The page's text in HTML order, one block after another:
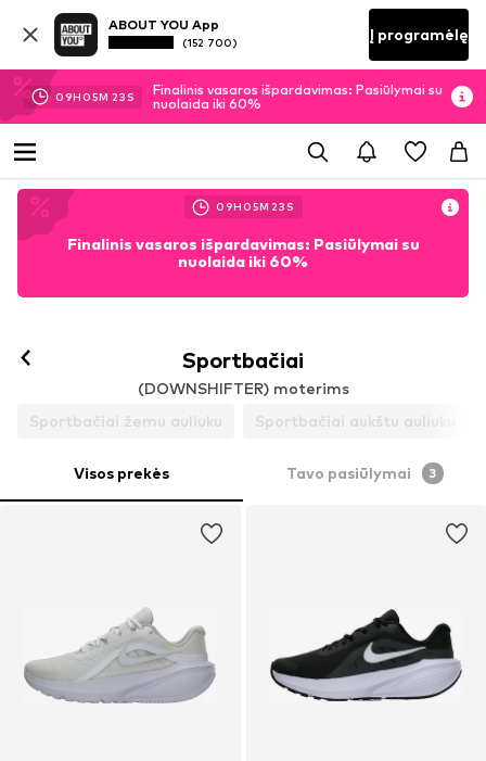
ABOUT YOU App
(152 700) Į programėlę
09H 05M 22 S
Finalinis vasaros išpardavimas: Pasiūlymai su
nuolaida iki 60%
09H 05M 22 S
Finalinis vasaros išpardavimas: Pasiūlymai su
nuolaida iki 60%
Sportbačiai
(DOWNSHIFTER) moterims
Sportbačiai žemu auliuku
Sportbačiai aukštu auliuku
Visos prekės Tavo pasiūlymai 3